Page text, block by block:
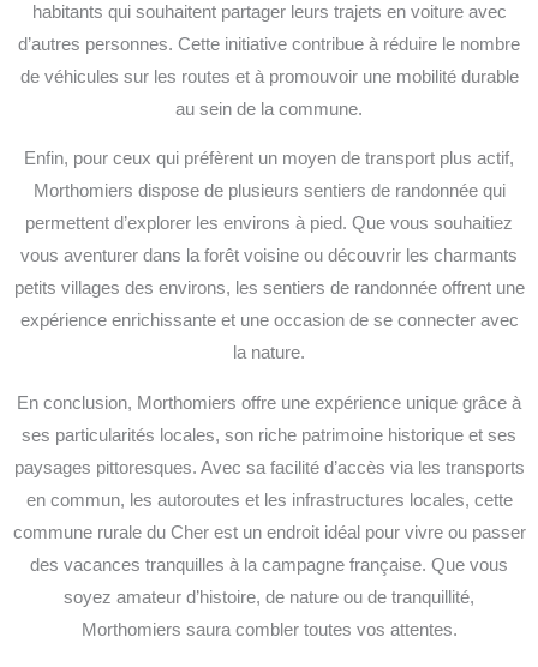
habitants qui souhaitent partager leurs trajets en voiture avec
d’autres personnes. Cette initiative contribue à réduire le nombre
de véhicules sur les routes et à promouvoir une mobilité durable
au sein de la commune.
Enfin, pour ceux qui préfèrent un moyen de transport plus actif,
Morthomiers dispose de plusieurs sentiers de randonnée qui
permettent d’explorer les environs à pied. Que vous souhaitiez
vous aventurer dans la forêt voisine ou découvrir les charmants
petits villages des environs, les sentiers de randonnée offrent une
expérience enrichissante et une occasion de se connecter avec
la nature.
En conclusion, Morthomiers offre une expérience unique grâce à
ses particularités locales, son riche patrimoine historique et ses
paysages pittoresques. Avec sa facilité d’accès via les transports
en commun, les autoroutes et les infrastructures locales, cette
commune rurale du Cher est un endroit idéal pour vivre ou passer
des vacances tranquilles à la campagne française. Que vous
soyez amateur d’histoire, de nature ou de tranquillité,
Morthomiers saura combler toutes vos attentes.